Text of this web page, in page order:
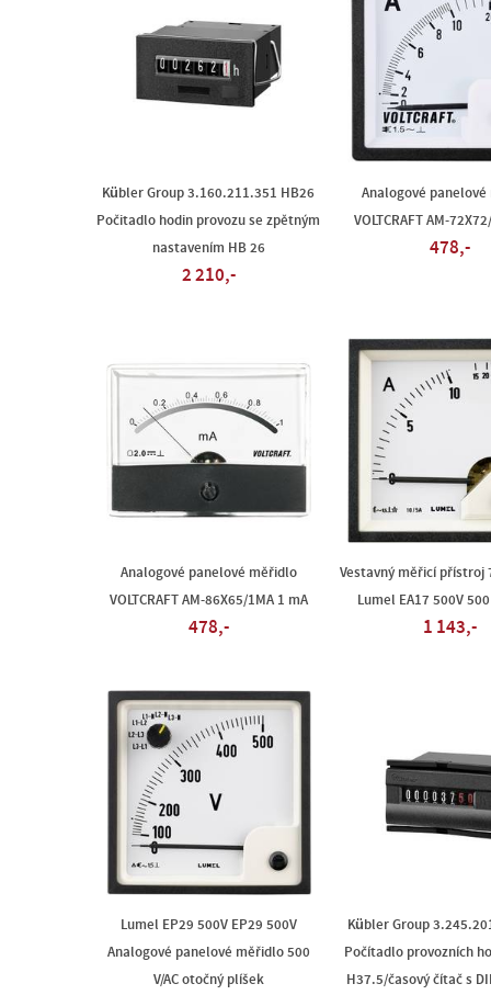
Kübler Group 3.160.211.351 HB26
Počitadlo hodin provozu se zpětným
nastavením HB 26
2 210,-
Analogové
VOLTCRAFT AM-
478,-
Analogové panelové měřidlo
VOLTCRAFT AM-86X65/1MA 1 mA
478,-
Vestavný měřicí přístroj
Lumel EA17 500V 500
1 143,-
Lumel EP29 500V EP29 500V
Analogové panelové měřidlo 500
V/AC otočný plíšek
Kübler Group
Počítadlo provozních
H37.5/časový čítač s